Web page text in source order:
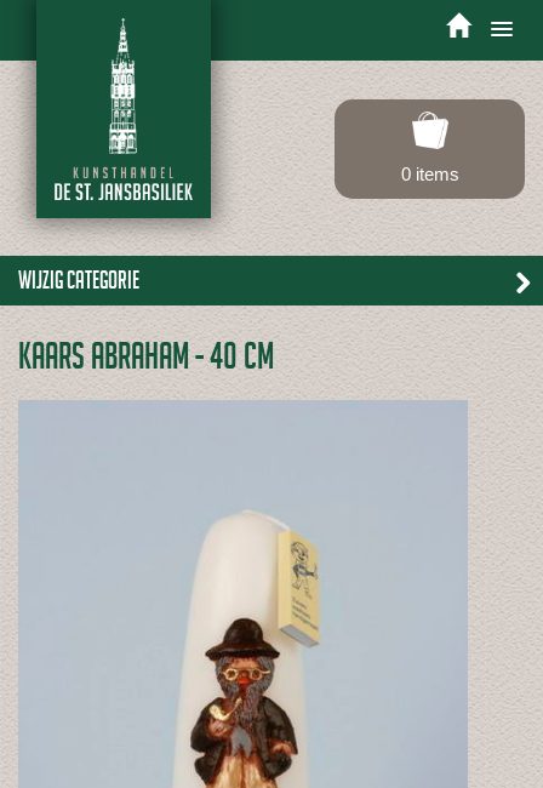
Toggle
0 items
Wijzig categorie
KAARS ABRAHAM - 40 CM